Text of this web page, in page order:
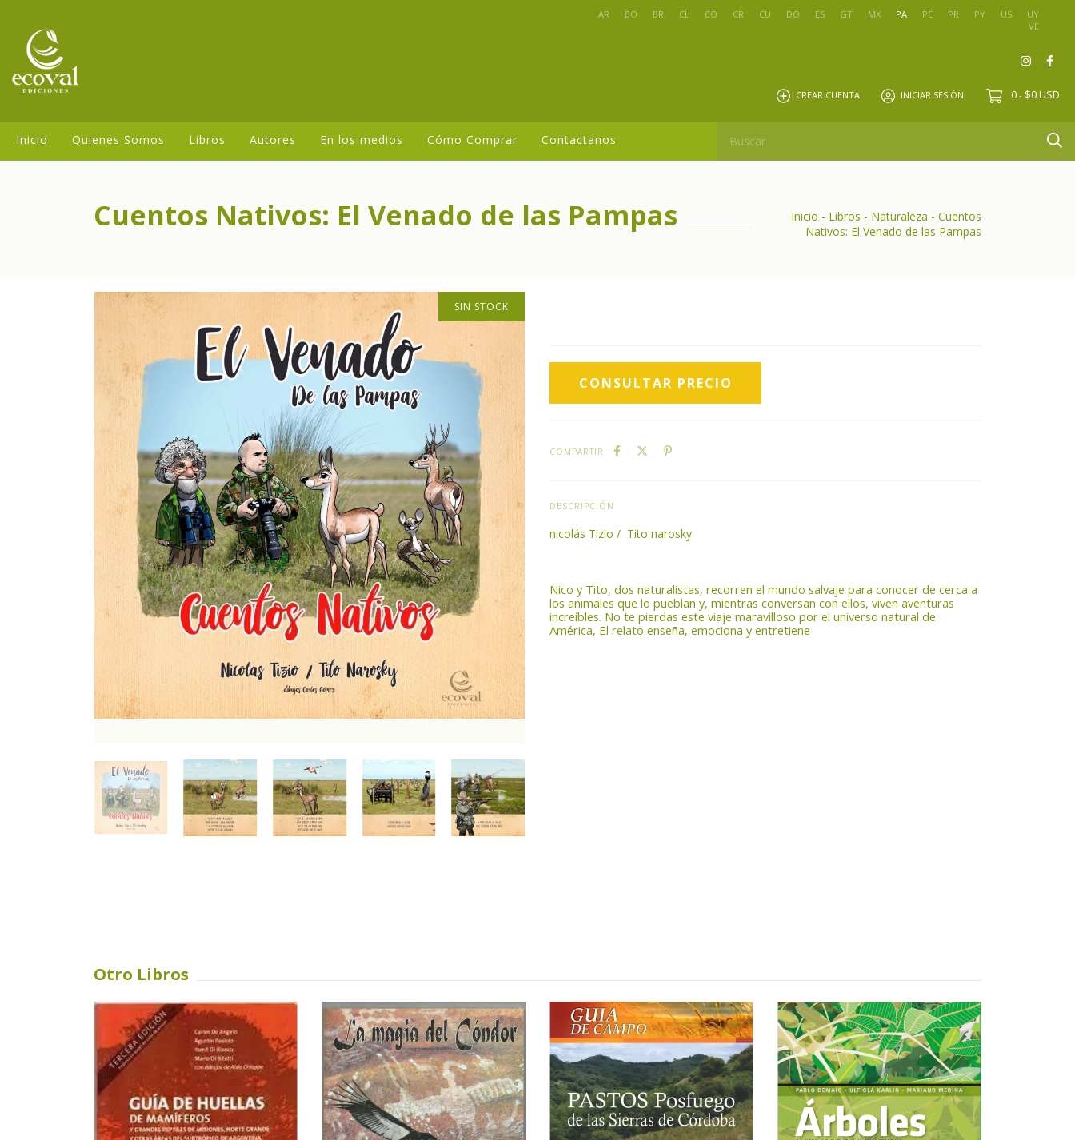
AR BO BR CL CO CR CU DO ES GT MX PA PE PR PY US
UY
VE
CREAR CUENTA INICIAR SESIÓN 0 - $0 USD
Inicio Quienes Somos Libros Autores En los medios Cómo Comprar Contactanos
Cuentos Nativos: El Venado de las Pampas Inicio - Libros - Naturaleza - Cuentos
Nativos: El Venado de las Pampas
SIN STOCK
COMPARTIR
DESCRIPCIÓN
nicolás Tizio / Tito narosky
Nico y Tito, dos naturalistas, recorren el mundo salvaje para conocer de cerca a
los animales que lo pueblan y, mientras conversan con ellos, viven aventuras
increíbles. No te pierdas este viaje maravilloso por el universo natural de
América, El relato enseña, emociona y entretiene
Otro Libros